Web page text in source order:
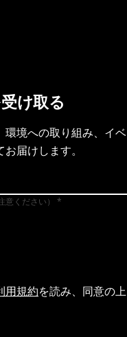
け取る
環境への取り組み、イベ
届けします。
ください）
用規約を読み、同意の上